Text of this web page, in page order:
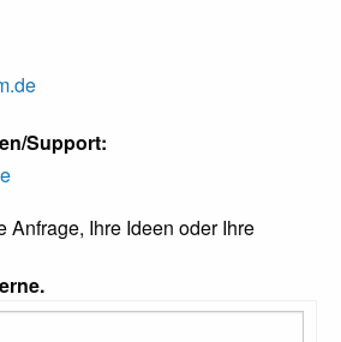
Support:
Anfrage, Ihre Ideen oder Ihre